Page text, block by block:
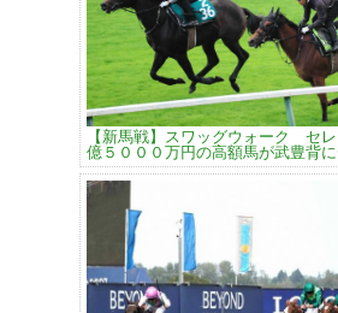
【新馬戦】スワッグウォーク セ
億５０００万円の高額馬が武豊背